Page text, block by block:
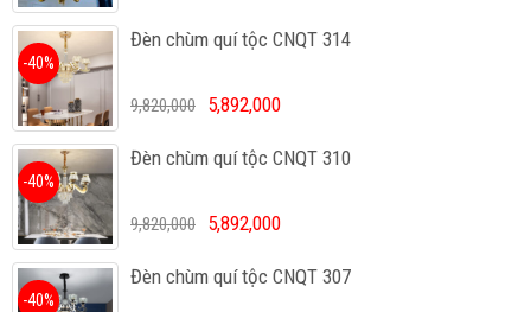
Đèn chùm quí tộc CNQT 314
-40%
9,820,000 5,892,000
Đèn chùm quí tộc CNQT 310
-40%
9,820,000 5,892,000
Đèn chùm quí tộc CNQT 307
-40%